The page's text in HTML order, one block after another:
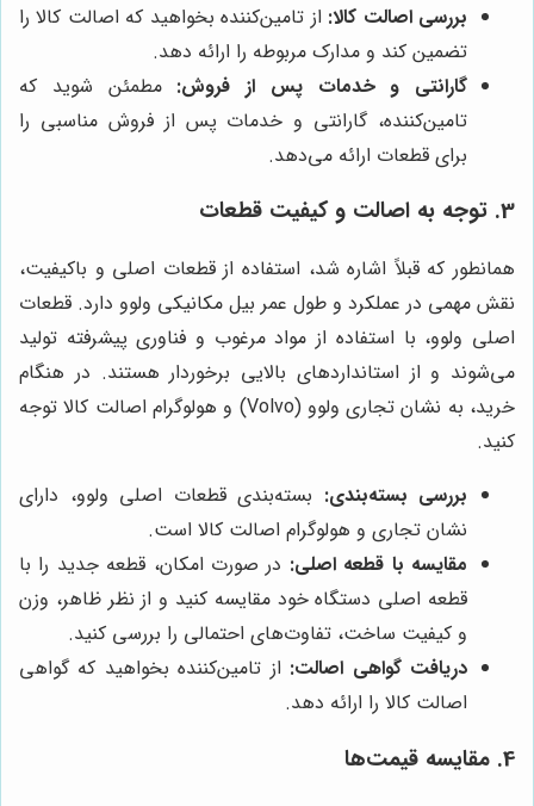
بررسی اصالت کالا: از تامین‌کننده بخواهید که اصالت کالا را
تضمین کند و مدارک مربوطه را ارائه دهد.
گارانتی و خدمات پس از فروش: مطمئن شوید که
تامین‌کننده، گارانتی و خدمات پس از فروش مناسبی را
برای قطعات ارائه می‌دهد.
3. توجه به اصالت و کیفیت قطعات
همانطور که قبلاً اشاره شد، استفاده از قطعات اصلی و باکیفیت،
نقش مهمی در عملکرد و طول عمر بیل مکانیکی ولوو دارد. قطعات
اصلی ولوو، با استفاده از مواد مرغوب و فناوری پیشرفته تولید
می‌شوند و از استانداردهای بالایی برخوردار هستند. در هنگام
خرید، به نشان تجاری ولوو (Volvo) و هولوگرام اصالت کالا توجه
کنید.
بررسی بسته‌بندی: بسته‌بندی قطعات اصلی ولوو، دارای
نشان تجاری و هولوگرام اصالت کالا است.
مقایسه با قطعه اصلی: در صورت امکان، قطعه جدید را با
قطعه اصلی دستگاه خود مقایسه کنید و از نظر ظاهر، وزن
و کیفیت ساخت، تفاوت‌های احتمالی را بررسی کنید.
دریافت گواهی اصالت: از تامین‌کننده بخواهید که گواهی
اصالت کالا را ارائه دهد.
4. مقایسه قیمت‌ها